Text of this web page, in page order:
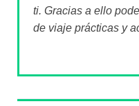
ti. Gracias a ello
de viaje prácticas y